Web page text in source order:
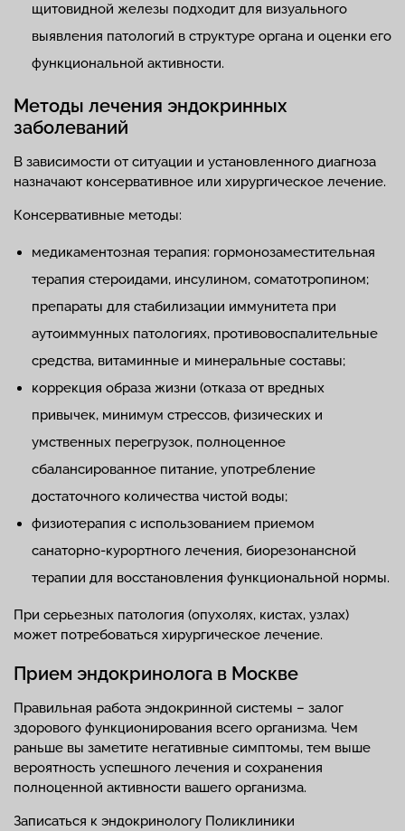
щитовидной железы подходит для визуального
выявления патологий в структуре органа и оценки его
функциональной активности.
Методы лечения эндокринных
заболеваний
В зависимости от ситуации и установленного диагноза
назначают консервативное или хирургическое лечение.
Консервативные методы:
медикаментозная терапия: гормонозаместительная
терапия стероидами, инсулином, соматотропином;
препараты для стабилизации иммунитета при
аутоиммунных патологиях, противовоспалительные
средства, витаминные и минеральные составы;
коррекция образа жизни (отказа от вредных
привычек, минимум стрессов, физических и
умственных перегрузок, полноценное
сбалансированное питание, употребление
достаточного количества чистой воды;
физиотерапия с использованием приемом
санаторно-курортного лечения, биорезонансной
терапии для восстановления функциональной нормы.
При серьезных патология (опухолях, кистах, узлах)
может потребоваться хирургическое лечение.
Прием эндокринолога в Москве
Правильная работа эндокринной системы – залог
здорового функционирования всего организма. Чем
раньше вы заметите негативные симптомы, тем выше
вероятность успешного лечения и сохранения
полноценной активности вашего организма.
Записаться к эндокринологу Поликлиники